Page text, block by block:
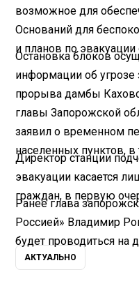
возможное для
Оснований для
и планов по эвакуации
Остановка блоков
информации об угрозе
прорыва дамбы
главы Запорожской
заявил о временном
населенных пунктов,
Директор станции
эвакуации касается
граждан, в первую
Ранее глава
Россией» Владимир
будет проводиться на
АКТУАЛЬНО